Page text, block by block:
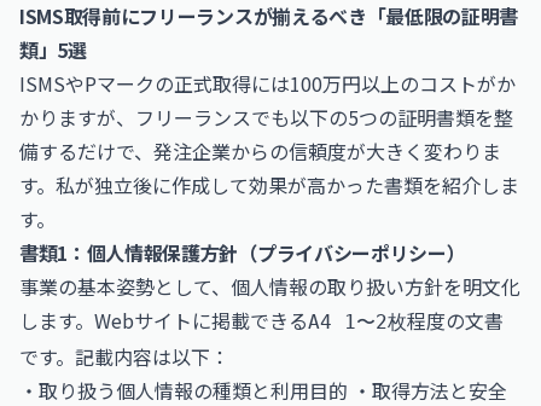
ISMS取得前にフリーランスが揃えるべき「最低限の証明書
類」5選
ISMSやPマークの正式取得には100万円以上のコストがか
かりますが、フリーランスでも以下の5つの証明書類を整
備するだけで、発注企業からの信頼度が大きく変わりま
す。私が独立後に作成して効果が高かった書類を紹介しま
す。
書類1：個人情報保護方針（プライバシーポリシー）
事業の基本姿勢として、個人情報の取り扱い方針を明文化
します。Webサイトに掲載できるA4 1〜2枚程度の文書
です。記載内容は以下：
・取り扱う個人情報の種類と利用目的 ・取得方法と安全